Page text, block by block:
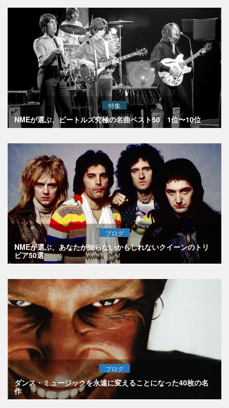
特集
NMEが選ぶ、ビートルズ究極の名曲ベスト50 1位〜10位
ブログ
NMEが選ぶ、あなたが知らないかもしれないクイーンのトリ
ビア50選
ブログ
ダンス・ミュージックを永遠に変えることになった40枚の名
作